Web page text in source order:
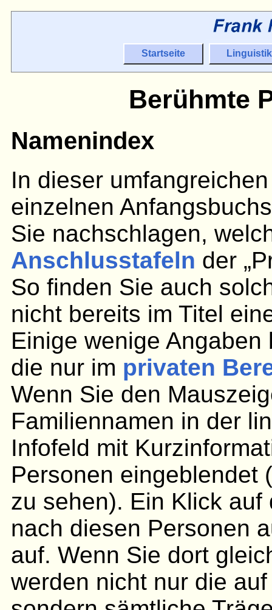
Startseite Linguistik
Berühmte
Namenindex
In dieser
einzelnen
Sie nachschlagen,
Anschlusstafeln der
So finden Sie auch
nicht bereits im Titel
Einige wenige
die nur im privaten
Wenn Sie den
Familiennamen in der
Infofeld mit
Personen eingeblendet
zu sehen). Ein Klick
nach diesen Personen
auf. Wenn Sie dort
werden nicht nur die